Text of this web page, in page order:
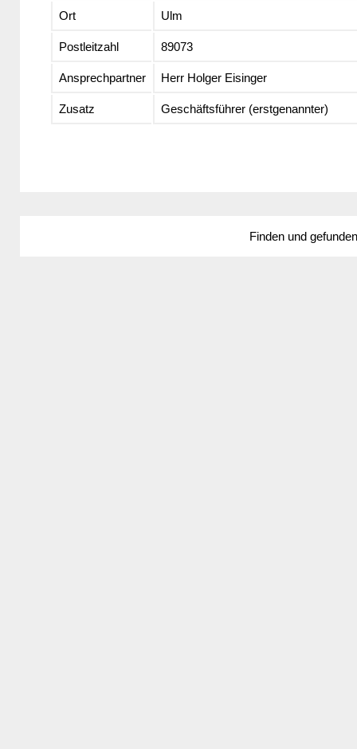
Ort Ulm
Postleitzahl 89073
Ansprechpartner Herr Holger Eisinger
Zusatz Geschäftsführer (erstgenannter)
Finden und